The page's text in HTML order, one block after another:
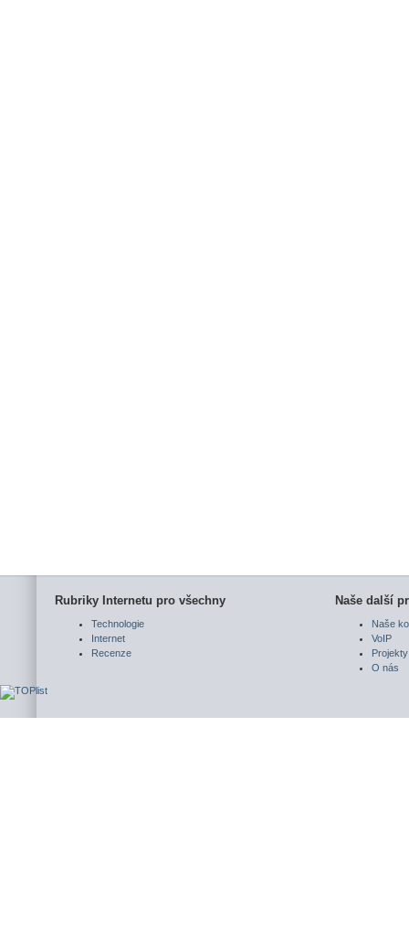
Rubriky Internetu pro všechny
Technologie
Internet
Recenze
Naše další
Naše
VoIP
Projekty
O nás